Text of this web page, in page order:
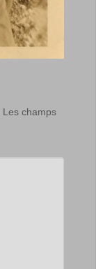
Les champs